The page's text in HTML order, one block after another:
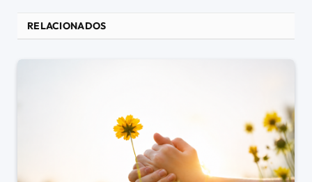
RELACIONADOS